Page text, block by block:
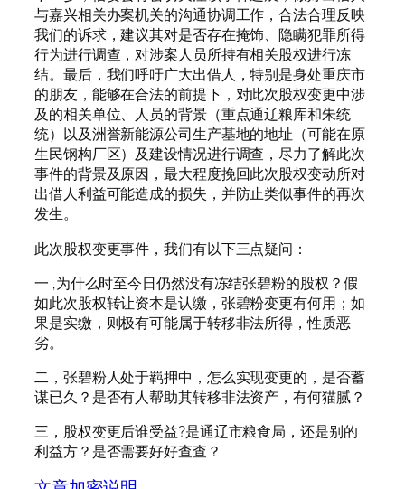
与嘉兴相关办案机关的沟通协调工作，合法合理反映
我们的诉求，建议其对是否存在掩饰、隐瞒犯罪所得
行为进行调查，对涉案人员所持有相关股权进行冻
结。最后，我们呼吁广大出借人，特别是身处重庆市
的朋友，能够在合法的前提下，对此次股权变更中涉
及的相关单位、人员的背景（重点通辽粮库和朱统
统）以及洲誉新能源公司生产基地的地址（可能在原
生民钢构厂区）及建设情况进行调查，尽力了解此次
事件的背景及原因，最大程度挽回此次股权变动所对
出借人利益可能造成的损失，并防止类似事件的再次
发生。
此次股权变更事件，我们有以下三点疑问：
一 ,为什么时至今日仍然没有冻结张碧粉的股权？假
如此次股权转让资本是认缴，张碧粉变更有何用；如
果是实缴，则极有可能属于转移非法所得，性质恶
劣。
二，张碧粉人处于羁押中，怎么实现变更的，是否蓄
谋已久？是否有人帮助其转移非法资产，有何猫腻？
三，股权变更后谁受益?是通辽市粮食局，还是别的
利益方？是否需要好好查查？